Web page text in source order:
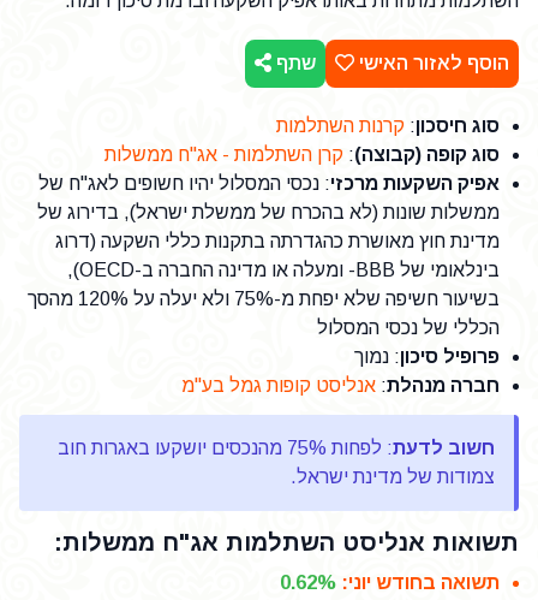
הוסף לאזור האישי שתף
סוג חיסכון: קרנות השתלמות
סוג קופה (קבוצה): קרן השתלמות - אג"ח ממשלות
אפיק השקעות מרכזי: נכסי המסלול יהיו חשופים לאג"ח של
ממשלות שונות (לא בהכרח של ממשלת ישראל), בדירוג של
מדינת חוץ מאושרת כהגדרתה בתקנות כללי השקעה (דרוג
בינלאומי של BBB- ומעלה או מדינה החברה ב-OECD),
בשיעור חשיפה שלא יפחת מ-75% ולא יעלה על 120% מהסך
הכללי של נכסי המסלול
פרופיל סיכון: נמוך
חברה מנהלת: אנליסט קופות גמל בע"מ
חשוב לדעת
: לפחות 75% מהנכסים יושקעו באגרות חוב
צמודות של מדינת ישראל.
תשואות אנליסט השתלמות אג"ח ממשלות:
תשואה בחודש יוני:
0.62%